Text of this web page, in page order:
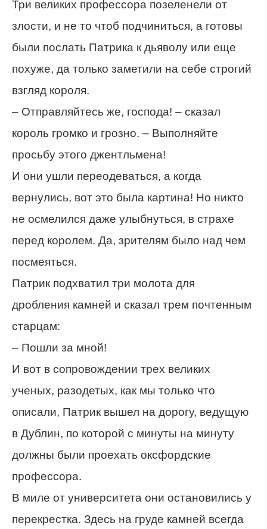
Три великих профессора позеленели от
злости, и не то чтоб подчиниться, а готовы
были послать Патрика к дьяволу или еще
похуже, да только заметили на себе строгий
взгляд короля.
– Отправляйтесь же, господа! – сказал
король громко и грозно. – Выполняйте
просьбу этого джентльмена!
И они ушли переодеваться, а когда
вернулись, вот это была картина! Но никто
не осмелился даже улыбнуться, в страхе
перед королем. Да, зрителям было над чем
посмеяться.
Патрик подхватил три молота для
дробления камней и сказал трем почтенным
старцам:
– Пошли за мной!
И вот в сопровождении трех великих
ученых, разодетых, как мы только что
описали, Патрик вышел на дорогу, ведущую
в Дублин, по которой с минуты на минуту
должны были проехать оксфордские
профессора.
В миле от университета они остановились у
перекрестка. Здесь на груде камней всегда